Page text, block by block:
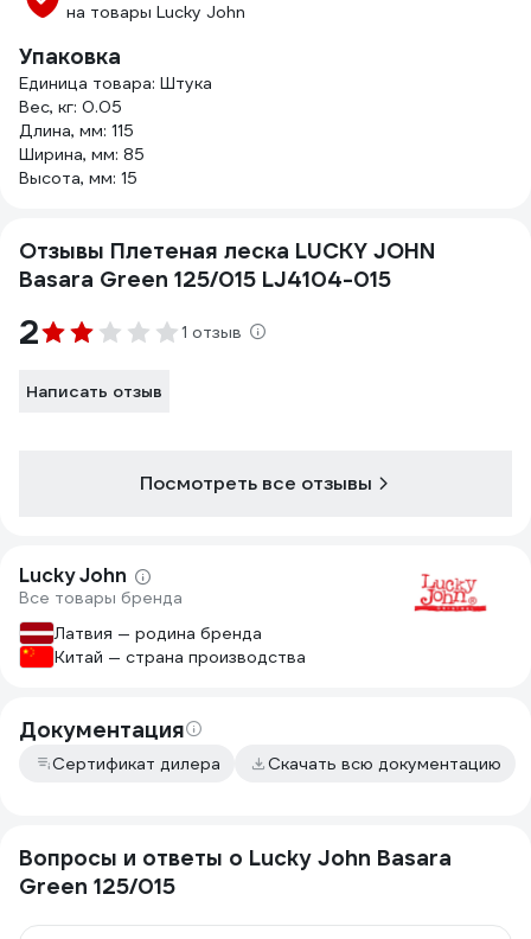
на товары Lucky John
Упаковка
Единица товара: Штука
Вес, кг: 0.05
Длина, мм: 115
Ширина, мм: 85
Высота, мм: 15
Отзывы Плетеная леска LUCKY JOHN
Basara Green 125/015 LJ4104-015
2 1 отзыв
Написать отзыв
Посмотреть все отзывы
Lucky John
Все товары бренда
Латвия — родина бренда
Китай — страна производства
Документация
Сертификат дилера Скачать всю документацию
Вопросы и ответы о Lucky John Basara
Green 125/015